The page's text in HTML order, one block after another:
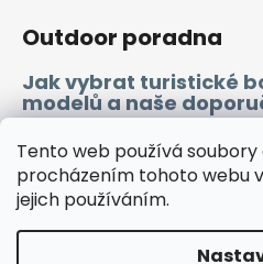
Tento web používá soubory
procházením tohoto webu
jejich používáním.
Outdoor poradna
Jak vybrat turistické
modelů a naše